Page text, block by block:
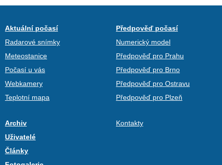
Aktuální počasí
Radarové snímky
Meteostanice
Počasí u vás
Webkamery
Teplotní mapa
Předpověď počasí
Numerický model
Předpověď pro Prahu
Předpověď pro Brno
Předpověď pro Ostravu
Předpověď pro Plzeň
Archiv
Uživatelé
Články
Kontakty